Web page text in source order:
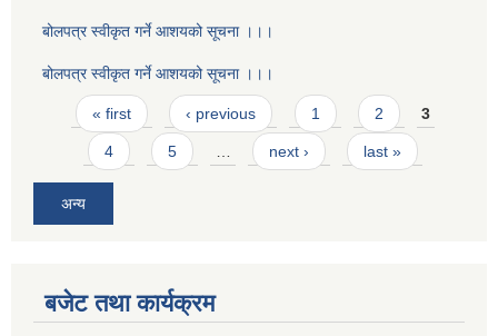
बोलपत्र स्वीकृत गर्ने आशयको सूचना ।।।
बोलपत्र स्वीकृत गर्ने आशयको सूचना ।।।
Pages
« first ‹ previous 1 2 3
4 5 … next › last »
अन्य
बजेट तथा कार्यक्रम